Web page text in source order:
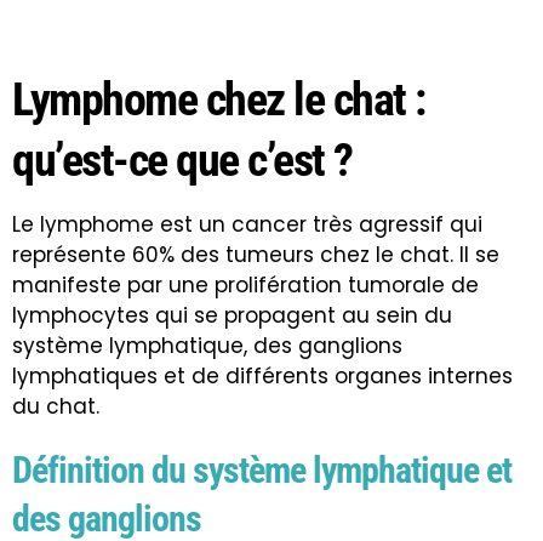
Lymphome chez le chat :
qu’est-ce que c’est ?
Le lymphome est un cancer très agressif qui
représente 60% des tumeurs chez le chat. Il se
manifeste par une prolifération tumorale de
lymphocytes qui se propagent au sein du
système lymphatique, des ganglions
lymphatiques et de différents organes internes
du chat.
Définition du système lymphatique et
des ganglions